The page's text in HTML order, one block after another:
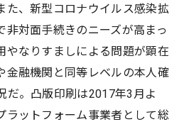
た、新型コロナウイルス感染拡
非対面手続きのニーズが高まっ
やなりすましによる問題が顕在
金融機関と同等レベルの本人確
だ。凸版印刷は2017年3月よ
ラットフォーム事業者として総